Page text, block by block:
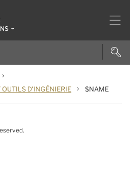
›
D'INGÉNIERIE › $NAME